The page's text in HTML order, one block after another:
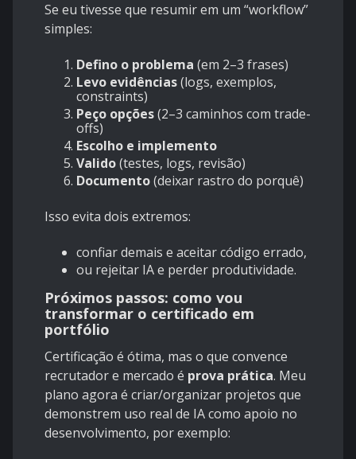
Se eu tivesse que resumir em um “workflow”
simples:
Defino o problema (em 2–3 frases)
Levo evidências(logs, exemplos,
constraints)
Peço opções(2–3 caminhos com trade-
offs)
Escolho e implemento
Valido(testes, logs, revisão)
Documento(deixar rastro do porquê)
Isso evita dois extremos:
confiar demais e aceitar código errado,
ou rejeitar IA e perder produtividade.
Próximos passos: como vou
transformar o certificado em
portfólio
Certificação é ótima, mas o que convence
recrutador e mercado é prova prática. Meu
plano agora é criar/organizar projetos que
demonstrem uso real de IA como apoio no
desenvolvimento, por exemplo: